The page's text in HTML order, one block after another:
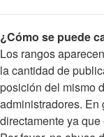
¿Cómo se puede
Los rangos
la cantidad de
posición del mismo
administradores. En
directamente ya